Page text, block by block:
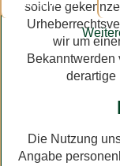
solche
wir um
derartige
Die Nutzung
Angabe